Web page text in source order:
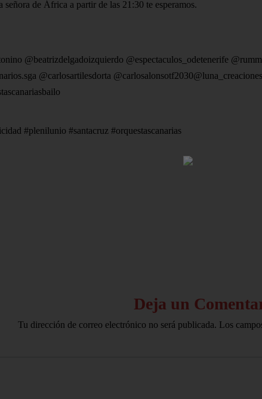
AVISO LEGAL
señora de África a partir de las 21:30 te esperamos.
@beatrizdelgadoizquierdo @espectaculos_odetenerife
@carlosartilesdorta
#plenilunio #santacruz #orquestascanarias
Deja un
Tu dirección de correo electrónico no será publicada. Los